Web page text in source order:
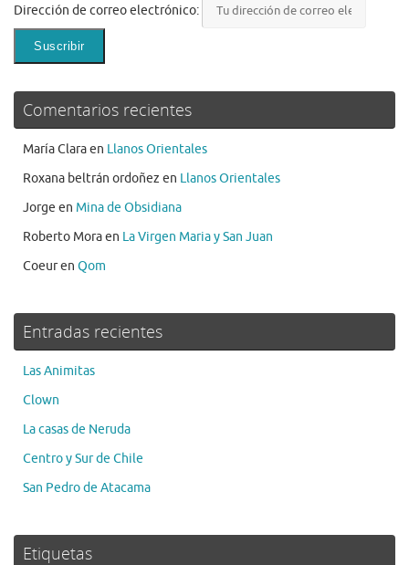
Dirección de correo electrónico:
Comentarios recientes
María Claraen Llanos Orientales
Roxana beltrán ordoñez en Llanos Orientales
Jorge en Mina de Obsidiana
Roberto Moraen La Virgen Maria y San Juan
Coeuren Qom
Entradas recientes
Las Animitas
Clown
La casas de Neruda
Centro y Sur de Chile
San Pedro de Atacama
Etiquetas